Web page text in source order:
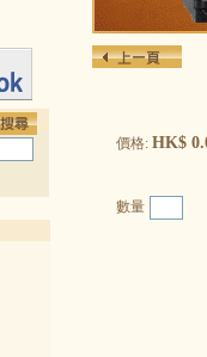
價格: HK$
數量